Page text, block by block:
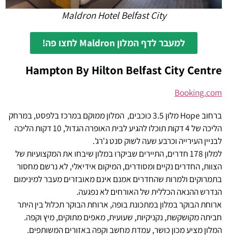
Maldron Hotel Belfast City
למעבר לדף המלון Maldron לחצו פה!
Hampton By Hilton Belfast City Centre
Booking.com
ברחוב Hope מלון 3.5 כוכבים, המלון ממוקם במרכז בלפסט, במרחק
הליכה של 4 דקות תוכלו להגיע לבית האופרה הגדול, 10 דקות הליכה
לבניין העירייה וכרבע שעה לשוק סנט ג'רג'.
למלון 178 חדרים, התיירים שביקרו במלון שיבחו את המקצועיות של
הצוות, החדרים נקיים ומסודרים, המיקום אידיאלי, לא נרשם מחסור
בתמרוקים ולמרות שהחדרים אמנם אינם מאובזרים מעבר למינימום
הנדרש ההנאה הכללית של האורחים לא נפגעה.
ארוחת הבוקר במלון במתכונת בופה, ארוחת הבוקר תכלול בין היתר
חביתה מקושקשת, נקניקיות, שעועית, מאפים מתוקים, מיץ וקפה.
המלון מציע מכון כושר, עמדת מחשב וקפה באזורים המשותפים.